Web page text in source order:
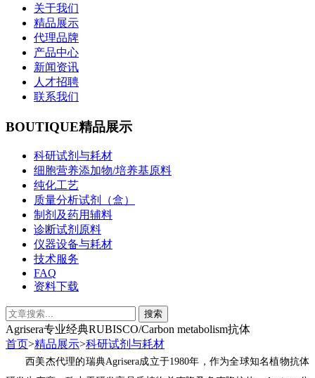
关于我们
精品展示
代理品牌
产品中心
新闻资讯
人才招聘
联系我们
BOUTIQUE精品展示
科研试剂与耗材
细胞营养添加物/培养基原料
纯化工艺
质量分析试剂（盒）
制剂及药用辅料
诊断试剂原料
仪器设备与耗材
技术服务
FAQ
资料下载
Agrisera专业经典RUBISCO/Carbon metabolism抗体
首页>精品展示>科研试剂与耗材
西美杰代理的瑞典Agrisera成立于1980年，作为全球知名植物抗体